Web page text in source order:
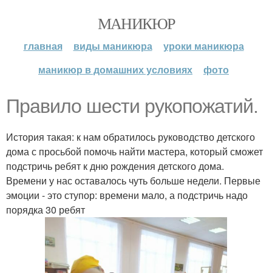
МАНИКЮР
главная виды маникюра
уроки маникюра
маникюр в домашних условиях
фото
Правило шести рукопожатий.
История такая: к нам обратилось руководство детского
дома с просьбой помочь найти мастера, который сможет
подстричь ребят к дню рождения детского дома.
Времени у нас оставалось чуть больше недели. Первые
эмоции - это ступор: времени мало, а подстричь надо
порядка 30 ребят